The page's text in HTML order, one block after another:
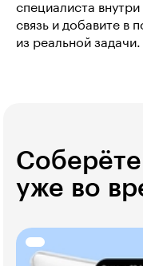
специалиста
связь и добавите в
из реальной задачи.
уже во